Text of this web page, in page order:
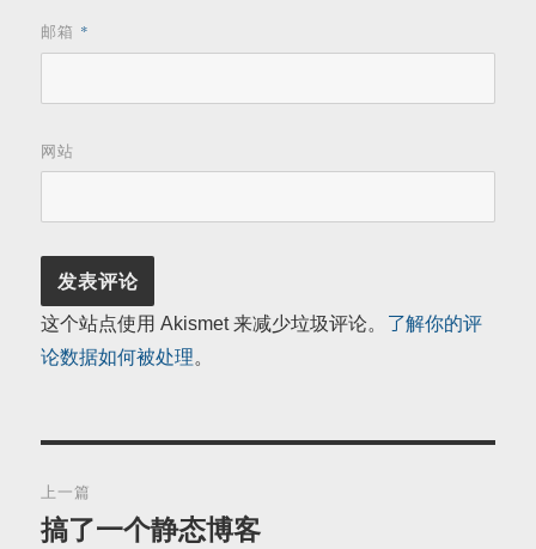
邮箱 *
网站
这个站点使用 Akismet 来减少垃圾评论。 了解你的评
论数据如何被处理
章
上一篇
上
搞了一个静态博客